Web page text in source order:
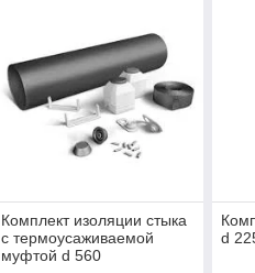
Комплект изоляции стыка
с термоусаживаемой
муфтой d 560
d